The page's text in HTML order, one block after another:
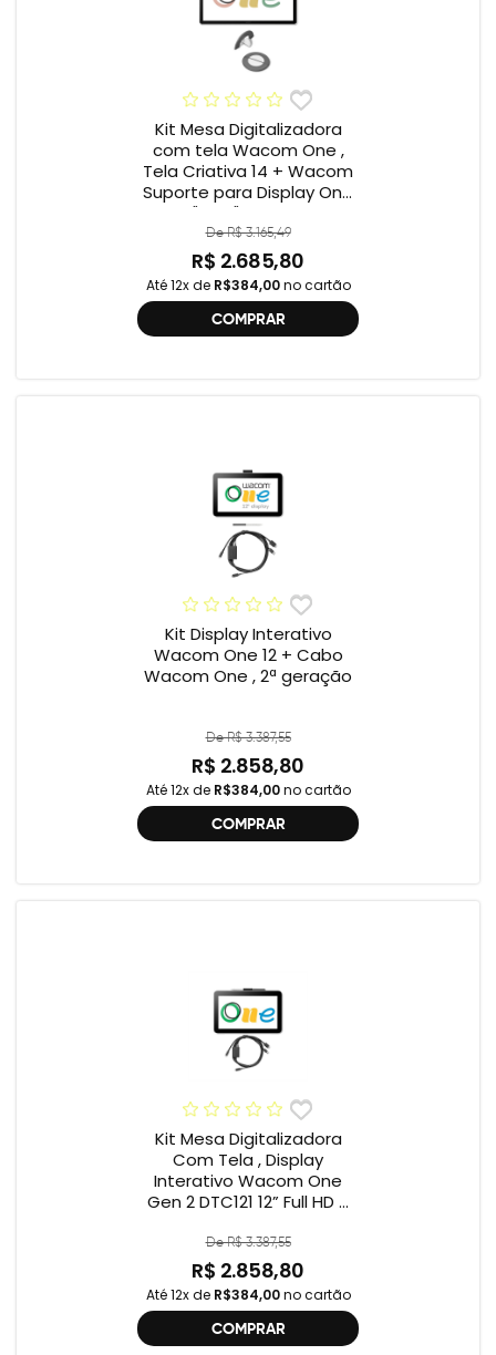
Kit Mesa Digitalizadora
com tela Wacom One ,
Tela Criativa 14 + Wacom
Suporte para Display One
12" e 13" ACK649Z
De R$ 3.165,49
R$ 2.685,80
Até 12x de R$384,00no cartão
COMPRAR
Kit Display Interativo
Wacom One 12 + Cabo
Wacom One , 2ª geração
De R$ 3.387,55
R$ 2.858,80
Até 12x de R$384,00no cartão
COMPRAR
Kit Mesa Digitalizadora
Com Tela , Display
Interativo Wacom One
Gen 2 DTC121 12” Full HD +
geração , DTC121 ,
DTH134W,
De R$ 3.387,55
R$ 2.858,80
Até 12x de R$384,00no cartão
COMPRAR